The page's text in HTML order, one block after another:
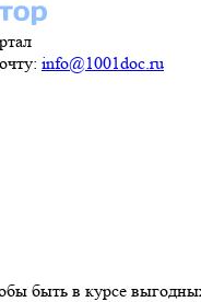
info@1001doc.ru
быть в курсе